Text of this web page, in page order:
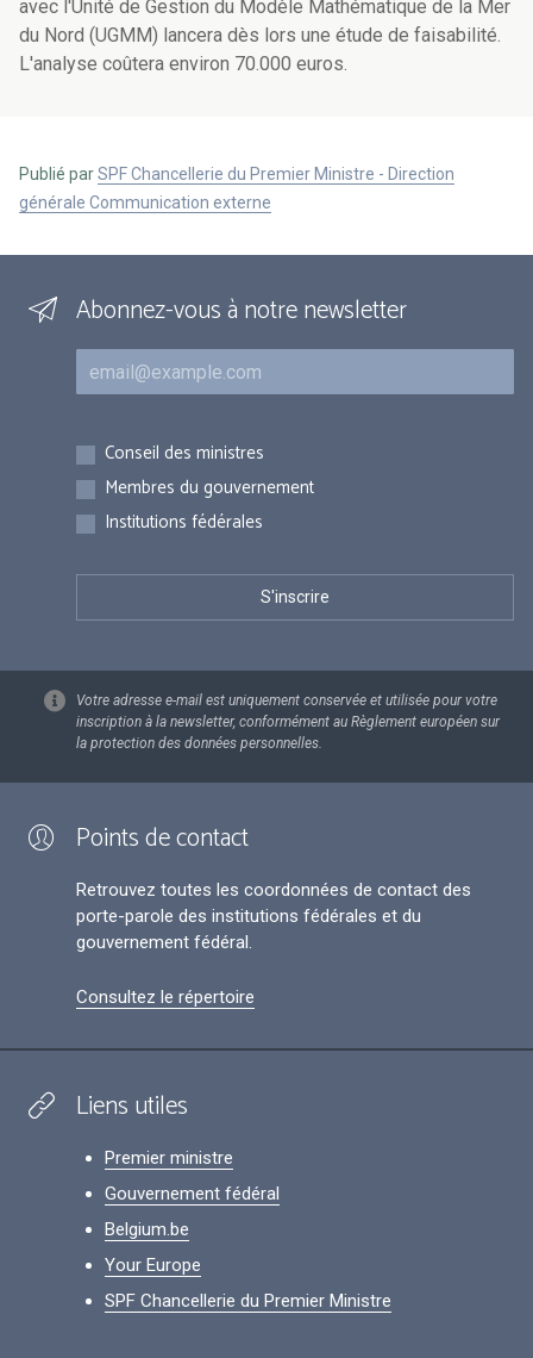
avec l'Unité de Gestion du Modèle Mathématique de la Mer
du Nord (UGMM) lancera dès lors une étude de faisabilité.
L'analyse coûtera environ 70.000 euros.
Publié parSPF Chancellerie du Premier Ministre - Direction
générale Communication externe
Abonnez-vous à notre newsletter
Courriel
Inscriptions
Conseil des ministres
Membres du gouvernement
Institutions fédérales
Votre adresse e-mail est uniquement conservée et utilisée pour votre
inscription à la newsletter, conformément au Règlement européen sur
la protection des données personnelles.
Points de contact
Retrouvez toutes les coordonnées de contact des
porte-parole des institutions fédérales et du
gouvernement fédéral.
Consultez le répertoire
Liens utiles
Premier ministre
Gouvernement fédéral
Belgium.be
Your Europe
SPF Chancellerie du Premier Ministre